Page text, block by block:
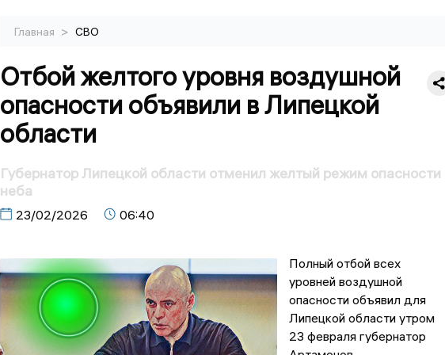
Главная > СВО
Отбой желтого уровня воздушной
опасности объявили в Липецкой
области
Губернатор Липецкой области отменил желтый режим опасности
неба
23/02/2026 06:40
Полный отбой всех
уровней воздушной
опасности объявил для
Липецкой области утром
23 февраля губернатор